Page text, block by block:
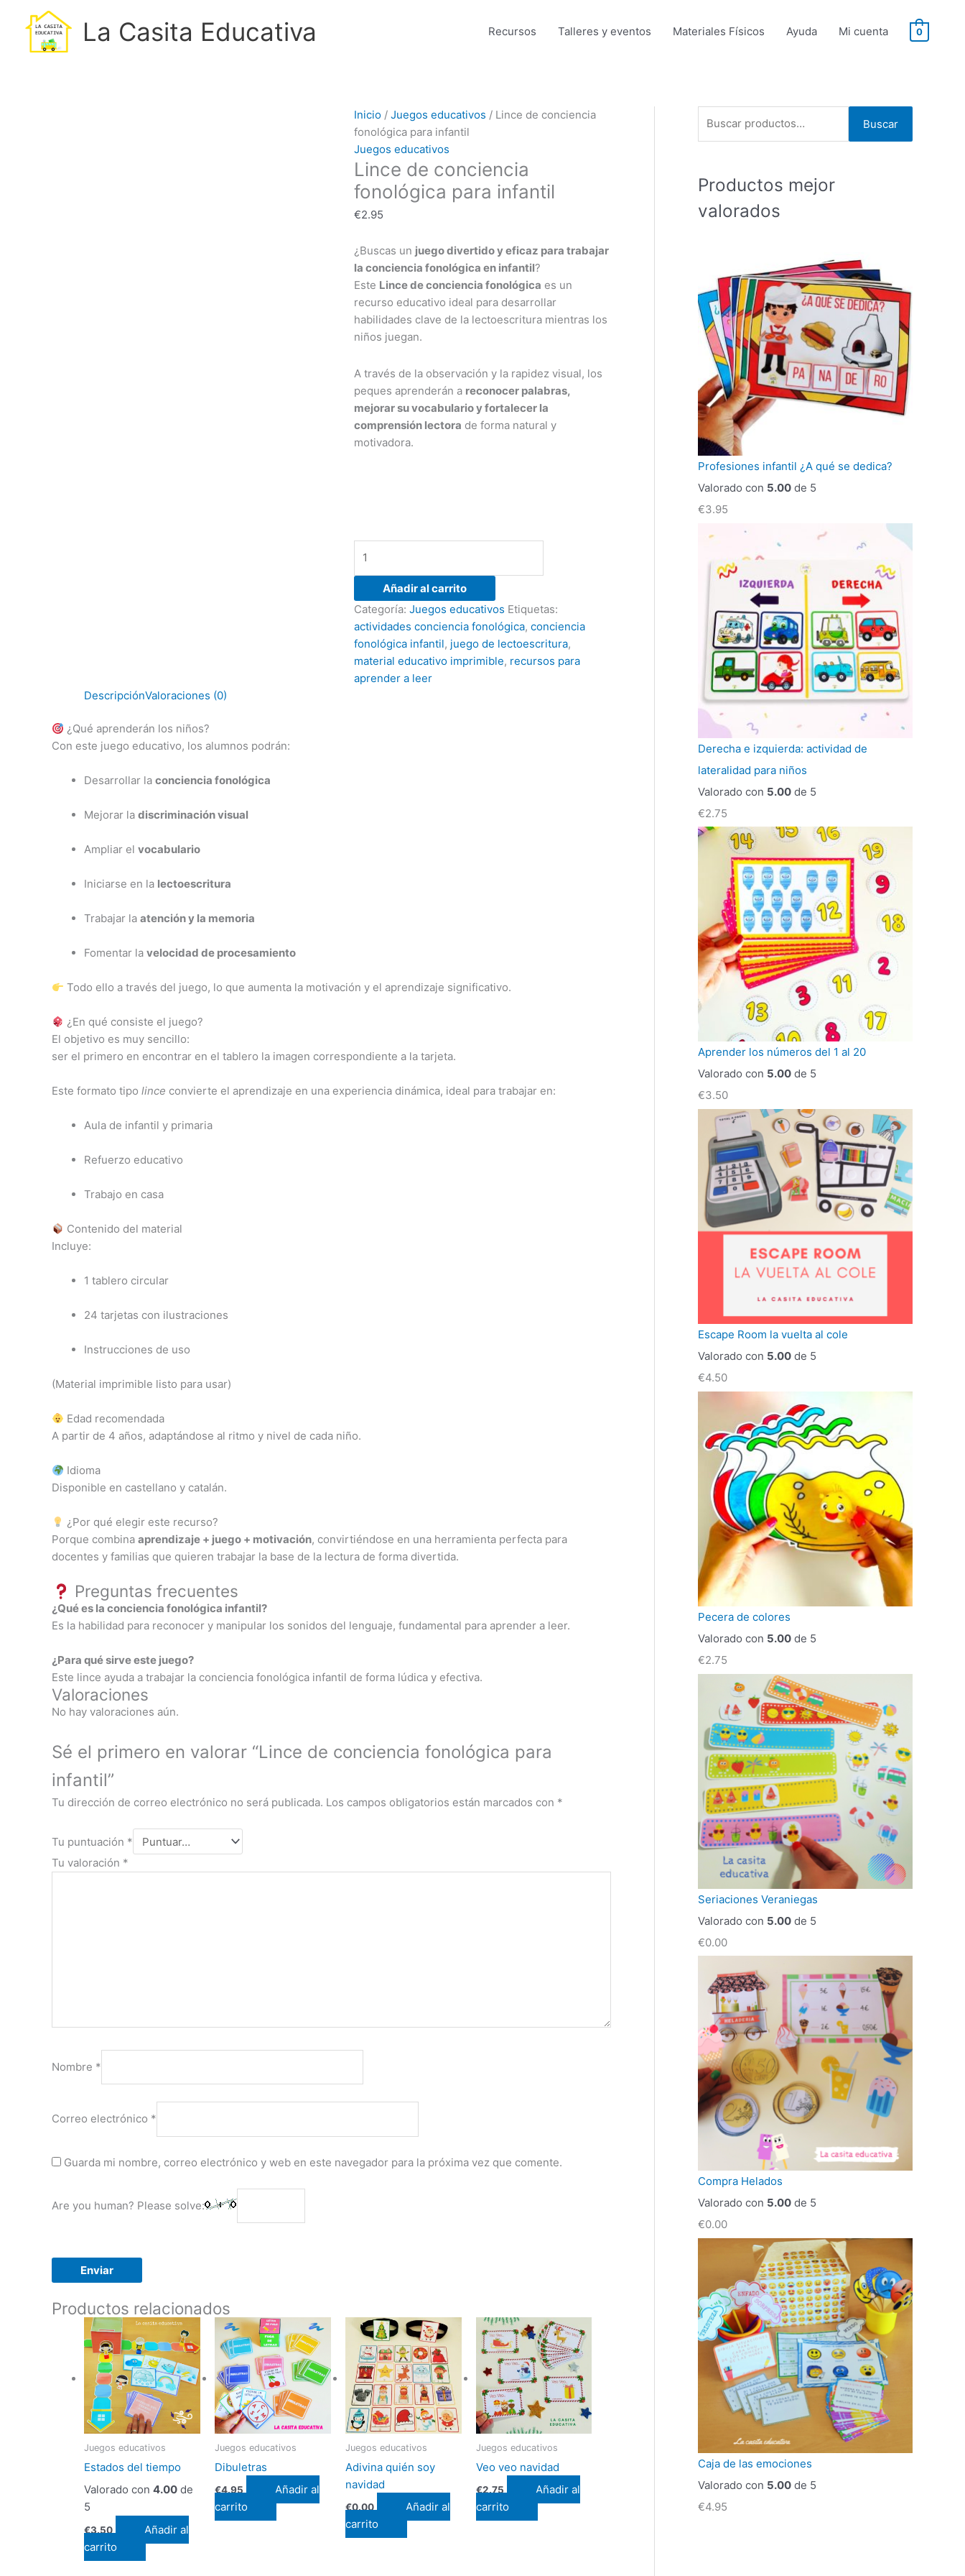
contenido
La Casita Educativa Recursos Talleres y eventos Materiales Físicos Ayuda Mi cuenta 0
Inicio/ Juegos educativos / Lince de conciencia
fonológica para infantil
Juegos educativos
Lince de conciencia
fonológica para infantil
€2.95
¿Buscas un juego divertido y eficaz para trabajar
la conciencia fonológica en infantil?
Este Lince de conciencia fonológica es un
recurso educativo ideal para desarrollar
habilidades clave de la lectoescritura mientras los
niños juegan.
A través de la observación y la rapidez visual, los
peques aprenderán a reconocer palabras,
mejorar su vocabulario y fortalecer la
comprensión lectora de forma natural y
motivadora.
Lince
de
conciencia
fonológica
para
infantil
cantidad
Añadir al carrito
Categoría: Juegos educativos Etiquetas:
actividades conciencia fonológica, conciencia
fonológica infantil, juego de lectoescritura,
material educativo imprimible, recursos para
aprender a leer
DescripciónValoraciones (0)
¿Qué aprenderán los niños?
Con este juego educativo, los alumnos podrán:
Desarrollar la conciencia fonológica
Mejorar la discriminación visual
Ampliar el vocabulario
Iniciarse en la lectoescritura
Trabajar la atención y la memoria
Fomentar la velocidad de procesamiento
Todo ello a través del juego, lo que aumenta la motivación y el aprendizaje significativo.
¿En qué consiste el juego?
El objetivo es muy sencillo:
ser el primero en encontrar en el tablero la imagen correspondiente a la tarjeta.
Este formato tipo lince convierte el aprendizaje en una experiencia dinámica, ideal para trabajar en:
Aula de infantil y primaria
Refuerzo educativo
Trabajo en casa
Contenido del material
Incluye:
1 tablero circular
24 tarjetas con ilustraciones
Instrucciones de uso
(Material imprimible listo para usar)
Edad recomendada
A partir de 4 años, adaptándose al ritmo y nivel de cada niño.
Idioma
Disponible en castellano y catalán.
¿Por qué elegir este recurso?
Porque combina aprendizaje + juego + motivación, convirtiéndose en una herramienta perfecta para
docentes y familias que quieren trabajar la base de la lectura de forma divertida.
Preguntas frecuentes
¿Qué es la conciencia fonológica infantil?
Es la habilidad para reconocer y manipular los sonidos del lenguaje, fundamental para aprender a leer.
¿Para qué sirve este juego?
Este lince ayuda a trabajar la conciencia fonológica infantil de forma lúdica y efectiva.
Valoraciones
No hay valoraciones aún.
Sé el primero en valorar “Lince de conciencia fonológica para
infantil”
Tu dirección de correo electrónico no será publicada. Los campos obligatorios están marcados con *
Tu puntuación *
Tu valoración *
Nombre *
Correo electrónico *
Guarda mi nombre, correo electrónico y web en este navegador para la próxima vez que comente.
Are you human? Please solve:
Productos relacionados
Juegos educativos
Estados del tiempo
Valorado con 4.00 de
5
€3.50
Añadir al
carrito
Juegos educativos
Dibuletras
€4.95
Añadir al
carrito
Juegos educativos
Adivina quién soy
navidad
€0.00
Añadir al
carrito
Juegos educativos
Veo veo navidad
€2.75
Añadir al
carrito
u
c
:
Buscar
Productos mejor
valorados
Profesiones infantil ¿A qué se dedica?
Valorado con 5.00 de 5
€3.95
Derecha e izquierda: actividad de
lateralidad para niños
Valorado con 5.00 de 5
€2.75
Aprender los números del 1 al 20
Valorado con 5.00 de 5
€3.50
Escape Room la vuelta al cole
Valorado con 5.00 de 5
€4.50
Pecera de colores
Valorado con 5.00 de 5
€2.75
Seriaciones Veraniegas
Valorado con 5.00 de 5
€0.00
Compra Helados
Valorado con 5.00 de 5
€0.00
Caja de las emociones
Valorado con 5.00 de 5
€4.95